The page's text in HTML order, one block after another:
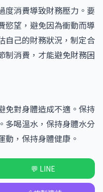
度消費導致財務壓力。要
慾望，避免因為衝動而導
自己的財務狀況，制定合
制消費，才能避免財務困
免對身體造成不適。保持
多喝溫水，保持身體水分
動，保持身體健康。
💬 LINE